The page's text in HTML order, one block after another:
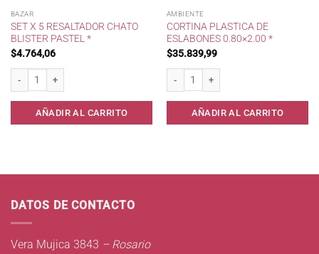
BAZAR
SET X 5 RESALTADOR CHATO
BLISTER PASTEL *
$4.764,06
AÑADIR AL CARRITO
AMBIENTE
CORTINA PLASTICA DE
ESLABONES 0.80×2.00 *
$35.839,99
AÑADIR AL CARRITO
DATOS DE CONTACTO
Vera Mujica 3843 – Rosario